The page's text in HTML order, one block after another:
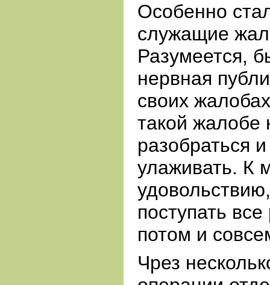
Особенно
служащие
Разумеется,
нервная
своих
такой жалобе
разобраться
улаживать. К
поступать
потом и
Чрез